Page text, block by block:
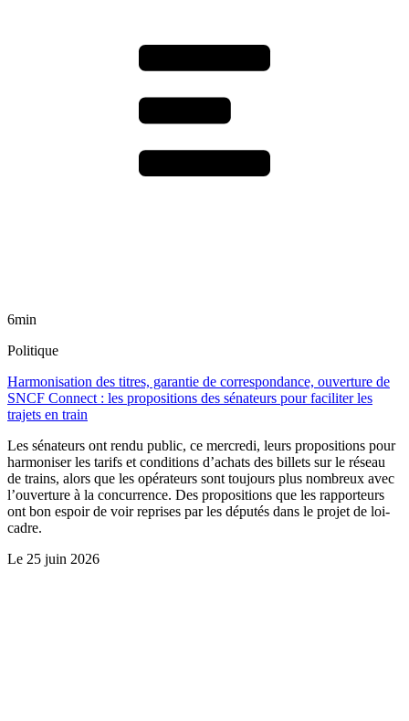
6min
Politique
Harmonisation des titres, garantie de correspondance, ouverture de
SNCF Connect : les propositions des sénateurs pour faciliter les
trajets en train
Les sénateurs ont rendu public, ce mercredi, leurs propositions pour
harmoniser les tarifs et conditions d’achats des billets sur le réseau
de trains, alors que les opérateurs sont toujours plus nombreux avec
l’ouverture à la concurrence. Des propositions que les rapporteurs
ont bon espoir de voir reprises par les députés dans le projet de loi-
cadre.
Le 25 juin 2026